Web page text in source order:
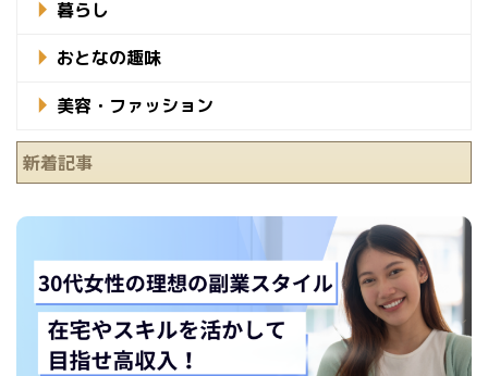
暮らし
おとなの趣味
美容・ファッション
新着記事